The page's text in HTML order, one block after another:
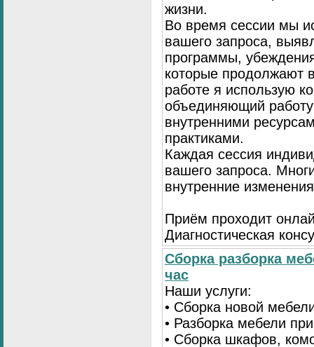
жизни.
Во время сессии мы
вашего запроса,
программы,
которые продолжают
работе я использую
объединяющий
внутренними
практиками.
Каждая сессия
вашего запроса.
внутренние
Приём проходит
Диагностическая
Сборка разборка
час
Наши услуги:
• Сборка новой
• Разборка мебели
• Сборка шкафов,